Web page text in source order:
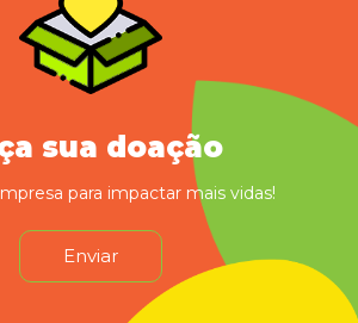
sua doação
para impactar mais vidas!
Enviar